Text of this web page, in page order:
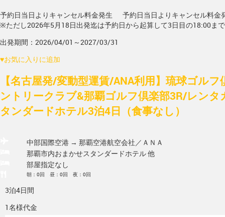
予約日当日よりキャンセル料金発生
予約日当日よりキャンセル料金
※ただし2026年5月18日出発迄は予約日から起算して3日目の18:00ま
出発期間：2026/04/01～2027/03/31
♥お気に入りに追加
【名古屋発/変動型運賃/ANA利用】琉球ゴル
ントリークラブ&那覇ゴルフ倶楽部3R/レンタ
タンダードホテル3泊4日（食事なし）
中部国際空港 → 那覇空港航空会社／ＡＮＡ
那覇市内おまかせスタンダードホテル 他
部屋指定なし
朝：0回 昼：0回 夜：0回
3泊4日間
1名様代金